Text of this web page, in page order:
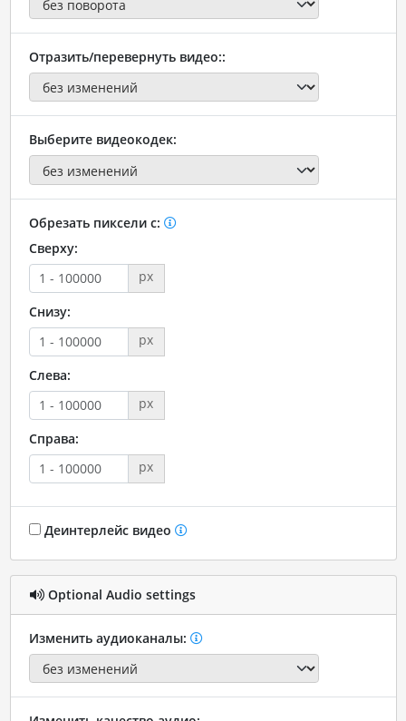
Отразить/перевернуть видео::
Выберите видеокодек:
Обрезать пиксели с:
Сверху:
px
Снизу:
px
Слева:
px
Справа:
px
Деинтерлейс видео
Optional Audio settings
Изменить аудиоканалы: